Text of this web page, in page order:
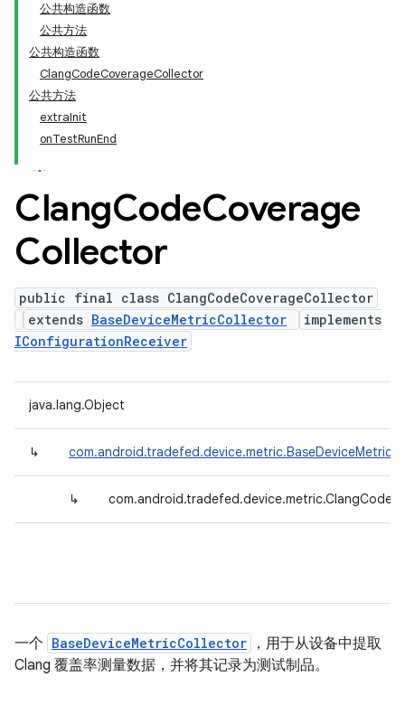
公共构造函数
公共方法
公共构造函数
ClangCodeCoverageCollector
公共方法
extraInit
onTestRunEnd
ClangCodeCoverage
Collector
public final class ClangCodeCoverageCollector
extends BaseDeviceMetricCollector
implements
IConfigurationReceiver
java.lang.Object
↳
↳
一个 BaseDeviceMetricCollector
，用于从设备中提取
Clang 覆盖率测量数据，并将其记录为测试制品。